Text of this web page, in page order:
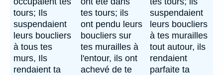
tours; Ils
suspendaient
leurs boucliers
à tous tes
murs, Ils
rendaient ta
tes tours; ils
ont pendu leurs
boucliers sur
tes murailles à
l'entour, ils ont
achevé de te
suspendaient
leurs boucliers
à tes murailles
tout autour, ils
rendaient
parfaite ta